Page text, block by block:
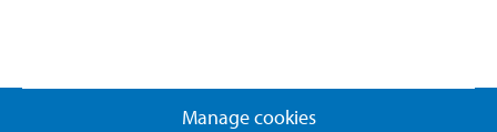
Manage cookies